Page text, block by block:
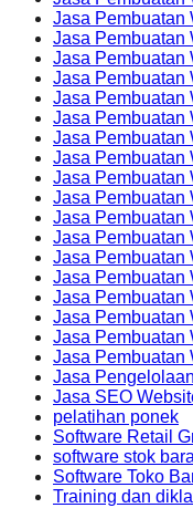
Jasa Pembuatan
Jasa Pembuatan
Jasa Pembuatan
Jasa Pembuatan
Jasa Pembuatan
Jasa Pembuatan
Jasa Pembuatan
Jasa Pembuatan
Jasa Pembuatan
Jasa Pembuatan
Jasa Pembuatan
Jasa Pembuatan
Jasa Pembuatan
Jasa Pembuatan
Jasa Pembuatan
Jasa Pembuatan
Jasa Pembuatan
Jasa Pembuatan
Jasa
Jasa SEO
pelatihan ponek
Software Retail
software stok
Software Toko
Training dan